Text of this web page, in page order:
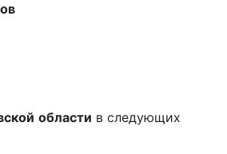
области в следующих